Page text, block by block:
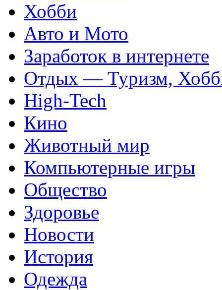
Хобби
Авто и Мото
Заработок в интернете
Отдых — Туризм,
High-Tech
Кино
Животный мир
Компьютерные игры
Общество
Здоровье
Новости
История
Одежда